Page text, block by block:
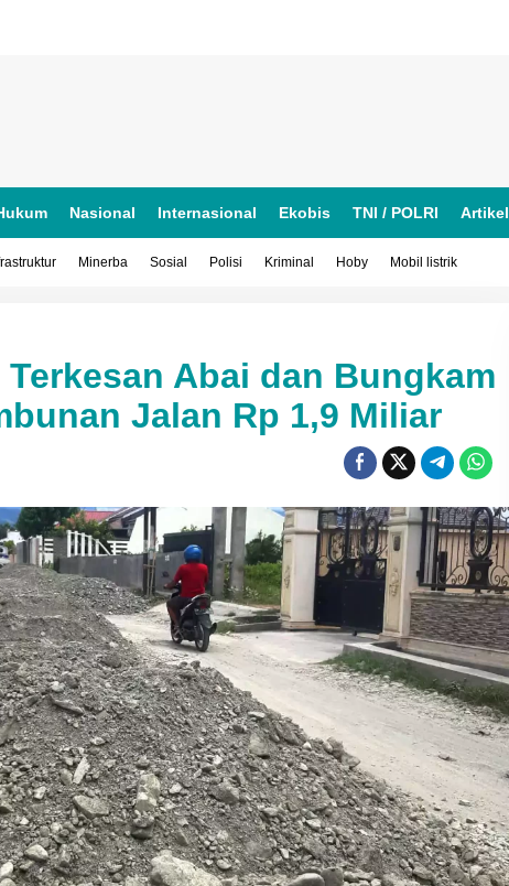
Nasional Internasional Ekobis TNI / POLRI Artikel
Minerba Sosial Polisi Kriminal Hoby Mobil listrik
Abai dan Bungkam
Jalan Rp 1,9 Miliar